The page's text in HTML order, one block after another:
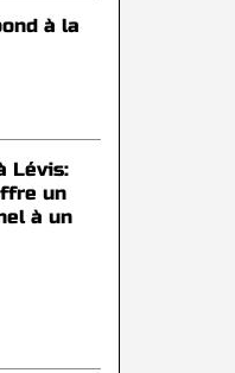
à la
Lévis:
un
à un